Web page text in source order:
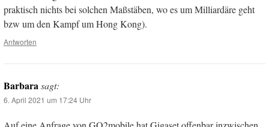
praktisch nichts bei solchen Maßstäben, wo es um Milliardäre geht
bzw um den Kampf um Hong Kong).
Antworten
Barbarasagt:
6. April 2021 um 17:24 Uhr